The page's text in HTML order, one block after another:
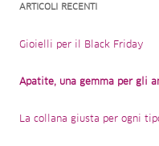
ARTICOLI RECENTI
Gioielli per il Black Friday
Apatite, una gemma per gli
La collana giusta per ogni